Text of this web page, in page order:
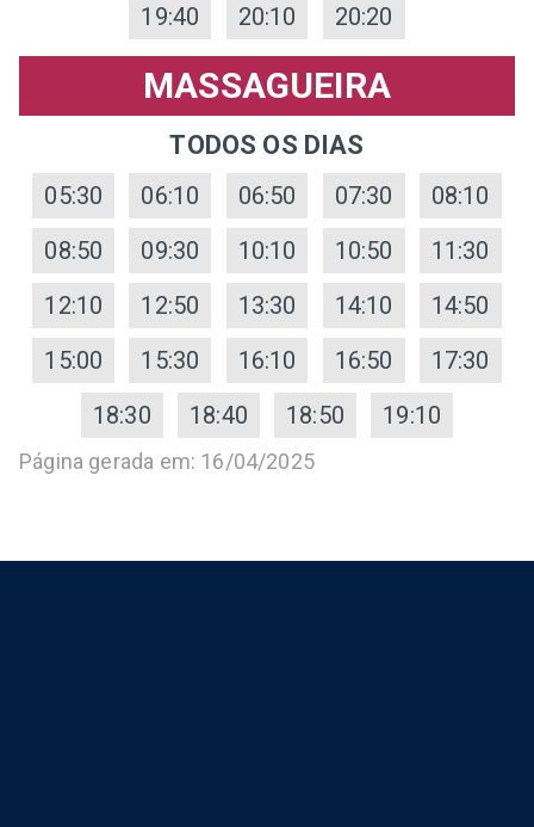
19:40
20:10 20:20
MASSAGUEIRA
TODOS OS DIAS
05:30 06:10 06:50 07:30
08:10
08:50
09:30 10:10 10:50
11:30
12:10
12:50 13:30 14:10
14:50
15:00
15:30 16:10 16:50
17:30
18:30
18:40 18:50 19:10
Página gerada em: 16/04/2025